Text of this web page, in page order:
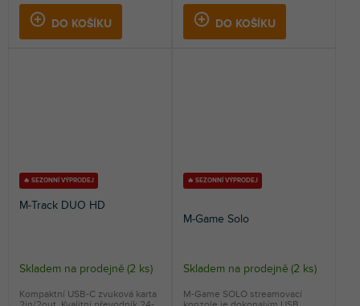
DO KOŠÍKU
hvězdiček.
DO KOŠÍKU
🔥 SEZONNÍ VÝPRODEJ
M-Track DUO HD
Skladem na prodejně (2 ks)
Kompaktní USB-C zvuková karta
🔥 SEZONNÍ VÝPRODEJ
M-Game Solo
Průměrné
hodnocení
Skladem na prodejně (2 ks)
M-Game SOLO streamovací